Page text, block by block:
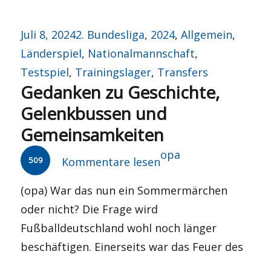
Veröffentlicht
am
Juli 8, 2024Kategorien
2. Bundesliga, 2024,Allgemein,
Länderspiel, Nationalmannschaft,
Testspiel, Trainingslager, Transfers
Gedanken zu Geschichte,
Gelenkbussen und
Gemeinsamkeiten
509 Kommentare lesen
Autor
opa
(opa) War das nun ein Sommermärchen
oder nicht? Die Frage wird
Fußballdeutschland wohl noch länger
beschäftigen. Einerseits war das Feuer des